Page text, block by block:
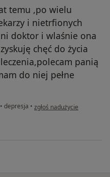
temu ,po wielu
i nietrfionych
doktor i wlaśnie ona
chęć do życia
panią
do niej pełne
• depresja • w opinii użytkownika Konto
zgłoś nadużycie